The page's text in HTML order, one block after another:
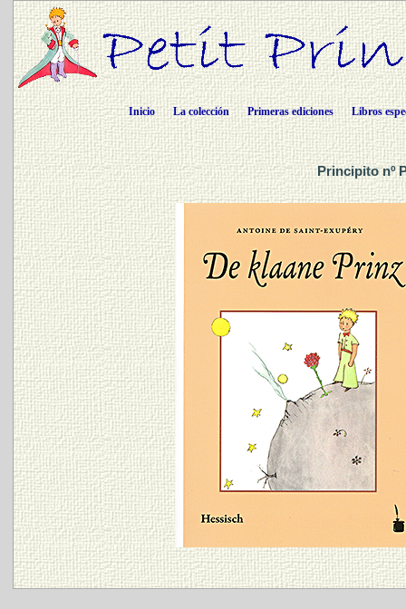
Inicio La colección Primeras ediciones Libros
Principito nº